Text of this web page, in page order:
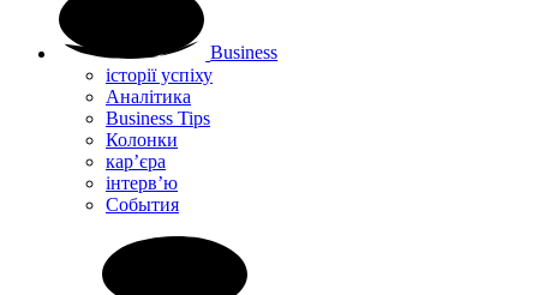
Business
історії успіху
Аналітика
Business Tips
Колонки
кар’єра
інтерв’ю
Cобытия